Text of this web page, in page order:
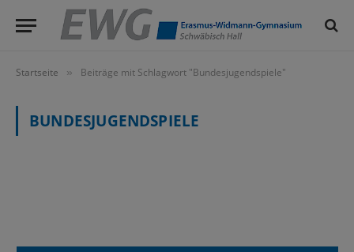
Startseite » Beiträge mit Schlagwort "Bundesjugendspiele"
BUNDESJUGENDSPIELE